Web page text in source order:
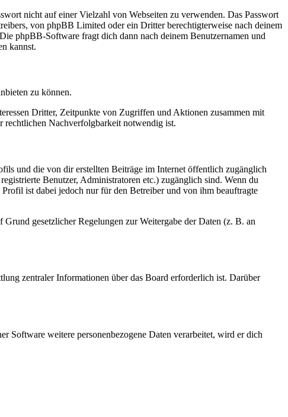
nicht auf einer Vielzahl von Webseiten zu verwenden. Das Passwort
von phpBB Limited oder ein Dritter berechtigterweise nach deinem
phpBB-Software fragt dich dann nach deinem Benutzernamen und
kannst.
zu können.
Dritter, Zeitpunkte von Zugriffen und Aktionen zusammen mit
rechtlichen Nachverfolgbarkeit notwendig ist.
und die von dir erstellten Beiträge im Internet öffentlich zugänglich
Benutzer, Administratoren etc.) zugänglich sind. Wenn du
ist dabei jedoch nur für den Betreiber und von ihm beauftragte
gesetzlicher Regelungen zur Weitergabe der Daten (z. B. an
zentraler Informationen über das Board erforderlich ist. Darüber
Software weitere personenbezogene Daten verarbeitet, wird er dich